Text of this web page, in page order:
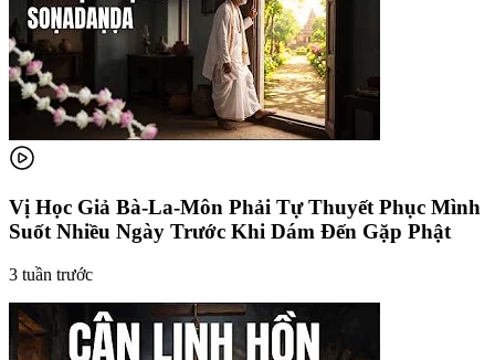
Vị Học Giả Bà-La-Môn Phải Tự Thuyết Phục Mình
Suốt Nhiều Ngày Trước Khi Dám Đến Gặp Phật
3 tuần trước